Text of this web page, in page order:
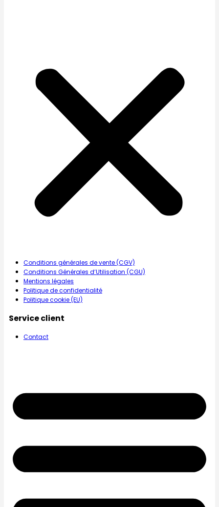
Conditions générales de vente (CGV)
Conditions Générales d’Utilisation (CGU)
Mentions légales
Politique de confidentialité
Politique cookie (EU)
Service client
Contact